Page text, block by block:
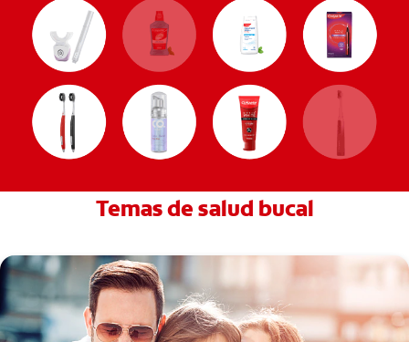
Temas de salud bucal